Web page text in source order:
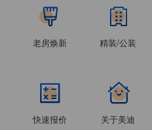
老房焕新 精装/公装
快速报价 关于美迪